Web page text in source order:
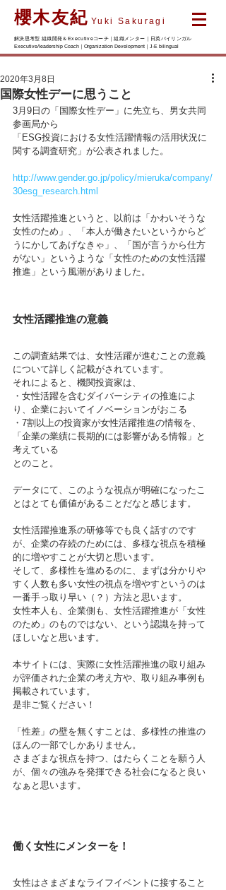
櫻木友紀 Yuki Sakuragi
解決思考型 組織開発＆Executiveコーチ｜組織メンター｜日英バイリンガル
Executive/leadership Coach｜Organization Development｜J-E bilingual
国際女性デーに思うこと
2020年3月8日
3月9日の「国際女性デー」に先立ち、男女共同
参画局から
「ESG投資における女性活躍情報の活用状況に
関する調査研究」が公表されました。
http://www.gender.go.jp/policy/mieruka/company/
30esg_research.html
女性活躍推進というと、以前は「かわいそうな
女性のため」、「本人が働きたいというからど
うにかしてあげなきゃ」、「国が言うから仕方
がない」というような「女性のための女性活躍
推進」という風潮がありました。
女性活躍推進の意義
この調査結果では、女性活躍が進むことの意義
について詳しく記載がされています。
それによると、機関投資家は、
・女性活躍を含むダイバーシティの推進によ
り、企業においてイノベーションがおこる
・7割以上の投資家が女性活躍推進の情報を、
「企業の業績に長期的には影響がある情報」と
考えている
とのこと。
データにて、このような視点が明確になったこ
とはとても価値があることだなと感じます。
女性活躍推進系の研修等でも良く話すのです
が、企業の存続のためには、多様な視点を積極
的に増やすことが大切と思います。
そして、多様性を進めるのに、まずは分かりや
すく人数も多い女性の視点を増やすというのは
一番手っ取り早い（？）方法と思います。
女性本人も、企業側も、女性活躍推進が「女性
のため」のものではない、という認識を持って
ほしいなと思います。
本サイトには、実際に女性活躍推進の取り組み
が評価された企業の考え方や、取り組み事例も
掲載されています。
是非ご覧ください！
「性差」の壁を無くすことは、多様性の推進の
ほんの一部でしかありません。
さまざまな視点を持つ、はたらくことを願う人
が、個々の強みを発揮できる社会になると良い
なぁと思います。
働く女性にメンターを！
女性はさまざまなライフイベントに接すること